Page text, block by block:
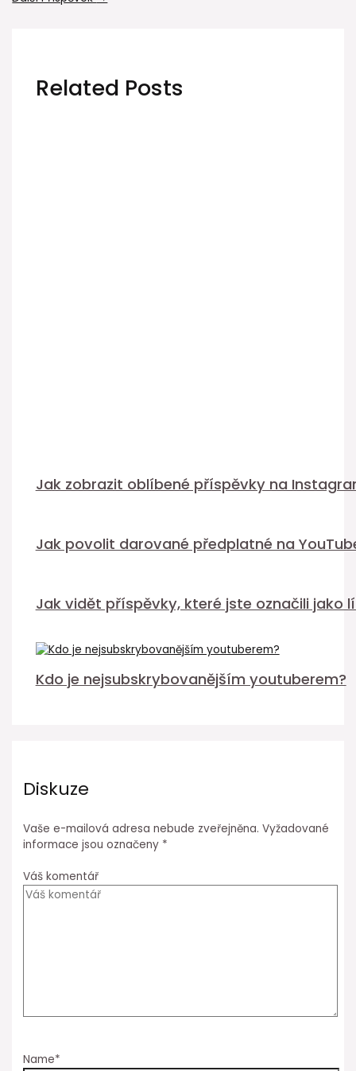
Related Posts
Jak zobrazit oblíbené příspěvky na
Jak povolit darované předplatné na
Jak vidět příspěvky, které jste označili jako
Kdo je nejsubskrybovanějším youtuberem?
Diskuze
Vaše e-mailová adresa nebude zveřejněna. Vyžadované
informace jsou označeny *
Váš komentář
Name*